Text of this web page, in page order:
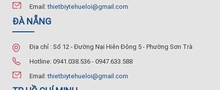
Email:thietbiytehueloi@gmail.com
ĐÀ NẴNG
Địa chỉ : Số 12 - Đường Nại Hiên Đông 5 - Phường Sơn Trà
Hotline: 0941.038.536 - 0947.633.588
Email:thietbiytehueloi@gmail.com